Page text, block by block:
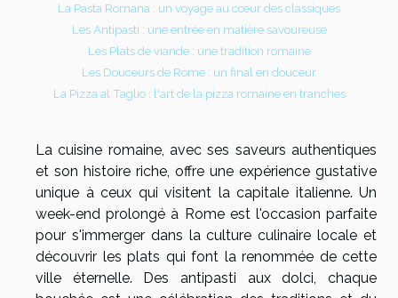
La Pasta Romana : un voyage au cœur des classiques
Les Antipasti : une entrée en matière savoureuse
Les Plats de viande : une tradition romaine
Les Douceurs de Rome : un final en douceur
La Pizza al Taglio : l'art de la pizza romaine en tranches
La cuisine romaine, avec ses saveurs authentiques
et son histoire riche, offre une expérience gustative
unique à ceux qui visitent la capitale italienne. Un
week-end prolongé à Rome est l'occasion parfaite
pour s'immerger dans la culture culinaire locale et
découvrir les plats qui font la renommée de cette
ville éternelle. Des antipasti aux dolci, chaque